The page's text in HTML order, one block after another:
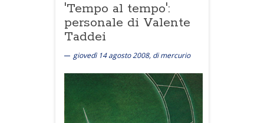
'Tempo al tempo':
personale di Valente
Taddei
giovedì 14 agosto 2008, di mercurio